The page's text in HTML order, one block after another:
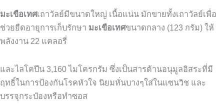
มะเขือเทศเถาวัลย์มีขนาดใหญ่ เนื้อแน่น มักขายทั้งเถาวัลย์เพื่อ
ช่วยยืดอายุการเก็บรักษา มะเขือเทศขนาดกลาง (123 กรัม) ให้
พลังงาน 22 แคลอรี่
และไลโคปีน 3,160ไมโครกรัม ซึ่งเป็นสารต้านอนุมูลอิสระที่มี
ฤทธิ์ในการป้องกันโรคหัวใจ นิยมหั่นบางๆใส่ในแซนวิช และ
บรรจุกระป๋องหรือทำซอส